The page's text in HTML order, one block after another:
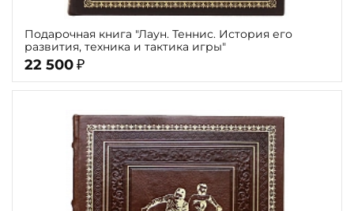
Подарочная книга "Лаун. Теннис. История его
развития, техника и тактика игры"
22 500 ₽